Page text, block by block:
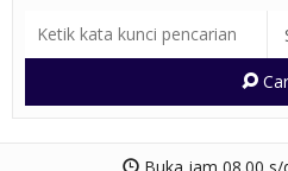
Buka jam 08.00